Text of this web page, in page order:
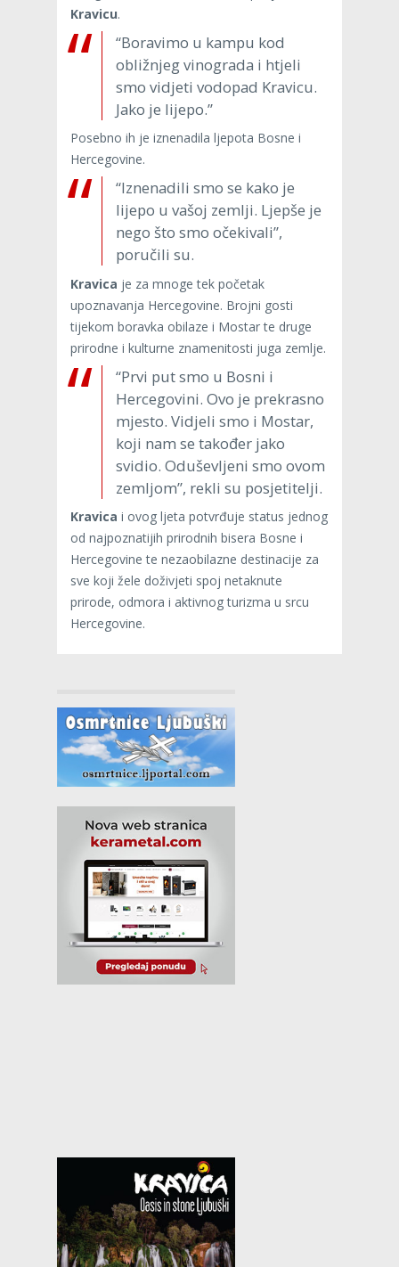
Kravicu.
“Boravimo u kampu kod
obližnjeg vinograda i htjeli
smo vidjeti vodopad Kravicu.
Jako je lijepo.”
Posebno ih je iznenadila ljepota Bosne i
Hercegovine.
“Iznenadili smo se kako je
lijepo u vašoj zemlji. Ljepše je
nego što smo očekivali”,
poručili su.
Kravica je za mnoge tek početak
upoznavanja Hercegovine. Brojni gosti
tijekom boravka obilaze i Mostar te druge
prirodne i kulturne znamenitosti juga zemlje.
“Prvi put smo u Bosni i
Hercegovini. Ovo je prekrasno
mjesto. Vidjeli smo i Mostar,
koji nam se također jako
svidio. Oduševljeni smo ovom
zemljom”, rekli su posjetitelji.
Kravica i ovog ljeta potvrđuje status jednog
od najpoznatijih prirodnih bisera Bosne i
Hercegovine te nezaobilazne destinacije za
sve koji žele doživjeti spoj netaknute
prirode, odmora i aktivnog turizma u srcu
Hercegovine.